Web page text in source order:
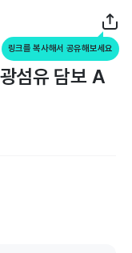
링크를 복사해서 공유해보세요
섬유 담보 A